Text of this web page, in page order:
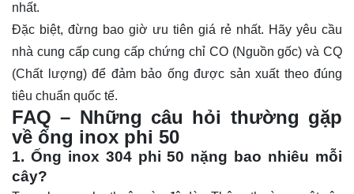
nhất.
Đặc biệt, đừng bao giờ ưu tiên giá rẻ nhất. Hãy yêu cầu
nhà cung cấp cung cấp chứng chỉ CO (Nguồn gốc) và CQ
(Chất lượng) để đảm bảo ống được sản xuất theo đúng
tiêu chuẩn quốc tế.
FAQ – Những câu hỏi thường gặp
về ống inox phi 50
1. Ống inox 304 phi 50 nặng bao nhiêu mỗi
cây?